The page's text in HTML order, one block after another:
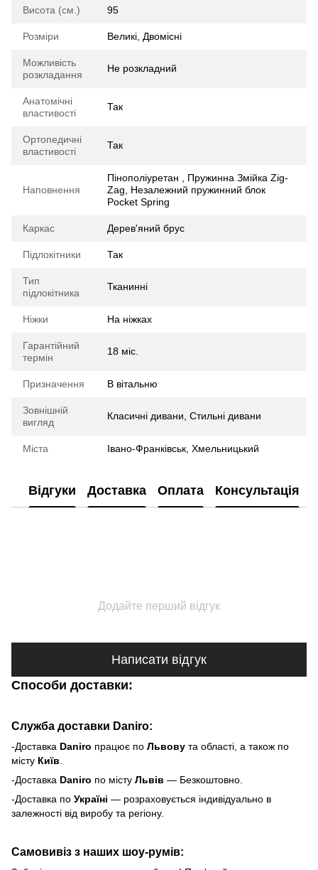
Висота (см.) 95
Розміри Великі, Двомісні
Можливість
розкладання
Не розкладний
Анатомічні
властивості
Так
Ортопедичні
властивості
Так
Наповнення
Пінополіуретан , Пружинна Змійка Zig-
Zag, Незалежний пружинний блок
Pocket Spring
Каркас Дерев'яний брус
Підлокітники Так
Тип
підлокітника
Тканинні
Ніжки На ніжках
Гарантійний
термін
18 міс.
Призначення В вітальню
Зовнішній
вигляд
Класичні дивани, Стильні дивани
Міста Івано-Франківськ, Хмельницький
Відгуки Доставка Оплата Консультація
Додайте перший відгук
Написати відгук
Способи доставки:
Служба доставки Daniro:
-Доставка Daniro працює по Львову та області, а також по
місту Київ.
-Доставка Daniro по місту Львів — Безкоштовно.
-Доставка по Україні — розраховується індивідуально в
залежності від виробу та регіону.
Самовивіз з наших шоу-румів: